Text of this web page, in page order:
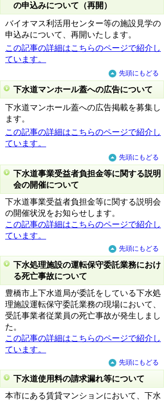
の申込みについて（再開）
バイオマス利活用センター等の施設見学の
申込みについて、再開いたします。
この記事の詳細はこちらのページで紹介し
ています。
先頭にもどる
下水道マンホール蓋への広告について
下水道マンホール蓋への広告掲載を募集し
ます。
この記事の詳細はこちらのページで紹介し
ています。
先頭にもどる
下水道事業受益者負担金等に関する説明
会の開催について
下水道事業受益者負担金等に関する説明会
の開催状況をお知らせします。
この記事の詳細はこちらのページで紹介し
ています。
先頭にもどる
下水処理施設の運転保守委託業務におけ
る死亡事故について
豊橋市上下水道局が委託をしている下水処
理施設運転保守委託業務の現場において、
受託事業者従業員の死亡事故が発生しまし
た。
この記事の詳細はこちらのページで紹介し
ています。
先頭にもどる
下水道使用料の請求漏れ等について
本市にある賃貸マンションにおいて、下水